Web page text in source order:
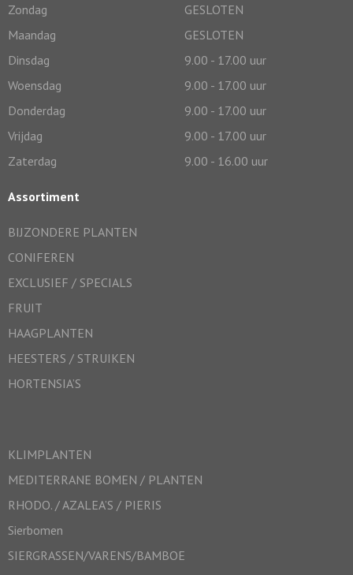
Zondag
GESLOTEN
Maandag
GESLOTEN
Dinsdag
9.00 - 17.00 uur
Woensdag
9.00 - 17.00 uur
Donderdag
9.00 - 17.00 uur
Vrijdag
9.00 - 17.00 uur
Zaterdag
9.00 - 16.00 uur
Assortiment
BIJZONDERE PLANTEN
CONIFEREN
EXCLUSIEF / SPECIALS
FRUIT
HAAGPLANTEN
HEESTERS / STRUIKEN
HORTENSIA’S
KLIMPLANTEN
MEDITERRANE BOMEN / PLANTEN
RHODO. / AZALEA’S / PIERIS
Sierbomen
SIERGRASSEN/VARENS/BAMBOE